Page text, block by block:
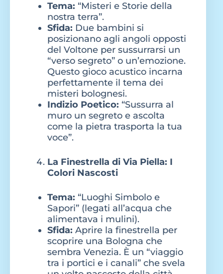
Tema: “Misteri e Storie della
nostra terra”.
Sfida: Due bambini si
posizionano agli angoli opposti
del Voltone per sussurrarsi un
“verso segreto” o un’emozione.
Questo gioco acustico incarna
perfettamente il tema dei
misteri bolognesi.
Indizio Poetico: “Sussurra al
muro un segreto e ascolta
come la pietra trasporta la tua
voce”.
La Finestrella di Via Piella: I
Colori Nascosti
Tema: “Luoghi Simbolo e
Sapori” (legati all’acqua che
alimentava i mulini).
Sfida: Aprire la finestrella per
scoprire una Bologna che
sembra Venezia. È un “viaggio
tra i portici e i canali” che svela